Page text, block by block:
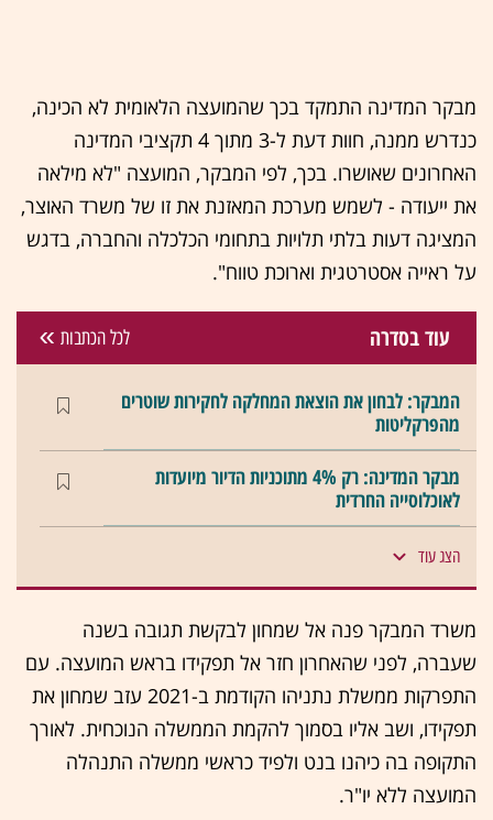
מבקר המדינה התמקד בכך שהמועצה הלאומית לא הכינה,
כנדרש ממנה, חוות דעת ל-3 מתוך 4 תקציבי המדינה
האחרונים שאושרו. בכך, לפי המבקר, המועצה "לא מילאה
את ייעודה - לשמש מערכת המאזנת את זו של משרד האוצר,
המציגה דעות בלתי תלויות בתחומי הכלכלה והחברה, בדגש
על ראייה אסטרטגית וארוכת טווח".
עוד בסדרה לכל הכתבות
המבקר: לבחון את הוצאת המחלקה לחקירות שוטרים
מהפרקליטות
מבקר המדינה: רק 4% מתוכניות הדיור מיועדות
לאוכלוסייה החרדית
הצג עוד
משרד המבקר פנה אל שמחון לבקשת תגובה בשנה
שעברה, לפני שהאחרון חזר אל תפקידו בראש המועצה. עם
התפרקות ממשלת נתניהו הקודמת ב-2021 עזב שמחון את
תפקידו, ושב אליו בסמוך להקמת הממשלה הנוכחית. לאורך
התקופה בה כיהנו בנט ולפיד כראשי ממשלה התנהלה
המועצה ללא יו"ר.